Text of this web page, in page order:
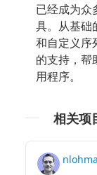
已经成为众
具。从基础
和自定义序
的支持，帮
用程序。
相关项